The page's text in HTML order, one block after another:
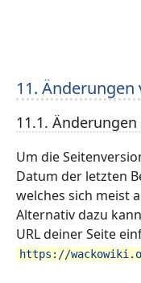
11.
11.1.
Um die
Datum der letzten
welches sich meist
Alternativ dazu
URL deiner Seite
https://